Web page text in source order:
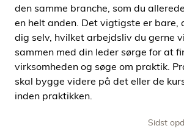
den samme branche, som du
en helt anden. Det vigtigste er bare,
dig selv, hvilket arbejdsliv du gerne
sammen med din leder sørge for at
virksomheden og søge om praktik.
skal bygge videre på det eller de
inden praktikken.
Sidst